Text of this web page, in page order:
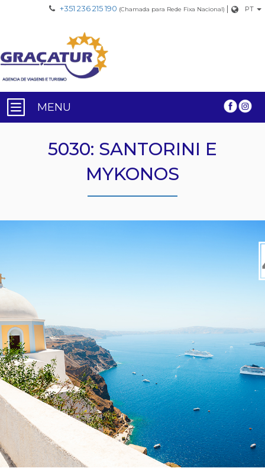
+351 236 215 190 (Chamada para Rede Fixa Nacional) | PT
MENU
5030: SANTORINI E
MYKONOS